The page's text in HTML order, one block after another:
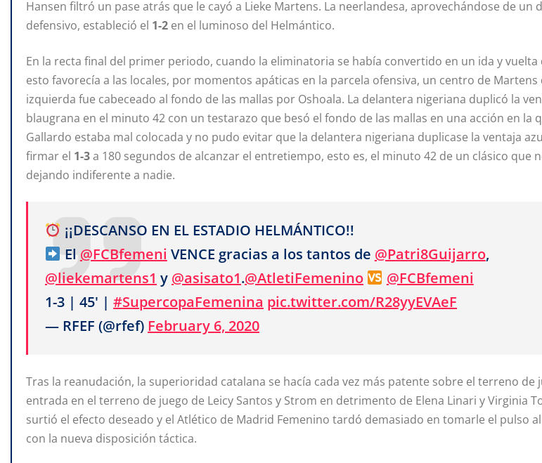
Hansen filtró un pase atrás que le cayó a Lieke Martens. La neerlandesa, aprovechándose de un
defensivo, estableció el 1-2 en el luminoso del Helmántico.
En la recta final del primer periodo, cuando la eliminatoria se había convertido en un ida y vuelta
esto favorecía a las locales, por momentos apáticas en la parcela ofensiva, un centro de Martens
izquierda fue cabeceado al fondo de las mallas por Oshoala. La delantera nigeriana duplicó la
blaugrana en el minuto 42 con un testarazo que besó el fondo de las mallas en una acción en la
Gallardo estaba mal colocada y no pudo evitar que la delantera nigeriana duplicase la ventaja
firmar el 1-3a 180 segundos de alcanzar el entretiempo, esto es, el minuto 42 de un clásico que
dejando indiferente a nadie.
¡¡DESCANSO EN EL ESTADIO HELMÁNTICO!!
El @FCBfemeni VENCE gracias a los tantos de @Patri8Guijarro,
@liekemartens1 y @asisato1.@AtletiFemenino
@FCBfemeni
1-3 | 45' | #SupercopaFemenina pic.twitter.com/R28yyEVAeF
— RFEF (@rfef) February 6, 2020
Tras la reanudación, la superioridad catalana se hacía cada vez más patente sobre el terreno de
entrada en el terreno de juego de Leicy Santos y Strom en detrimento de Elena Linari y Virginia
surtió el efecto deseado y el Atlético de Madrid Femenino tardó demasiado en tomarle el pulso
con la nueva disposición táctica.